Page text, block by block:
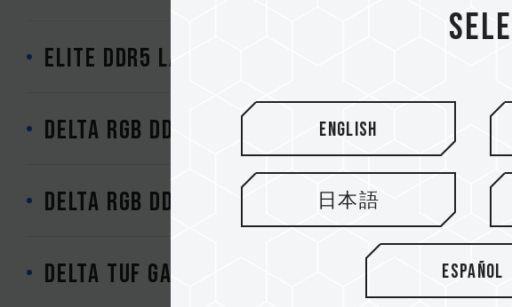
ELITE DDR5 LAPTOP MEMORY
DELTA RGB DDR4 DESKTOP MEMORY BLACK
DELTA RGB DDR4 DESKTOP MEMORY WHITE
DELTA TUF Gaming Alliance RGB DDR4 DESKTOP
English
日本語
Español